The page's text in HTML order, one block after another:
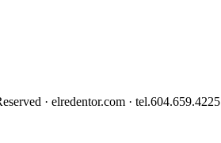
· elredentor.com · tel.604.659.4225